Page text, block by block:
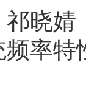
晓
率特